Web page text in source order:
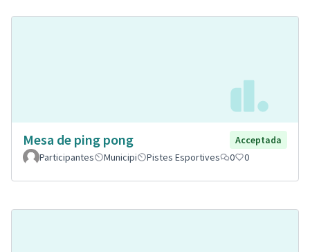
Mesa de ping pong
Acceptada
Participantes
Municipi Pistes Esportives 0 0